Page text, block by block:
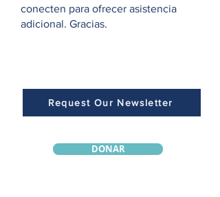
conecten para ofrecer asistencia
adicional. Gracias.
Request Our Newsletter
DONAR